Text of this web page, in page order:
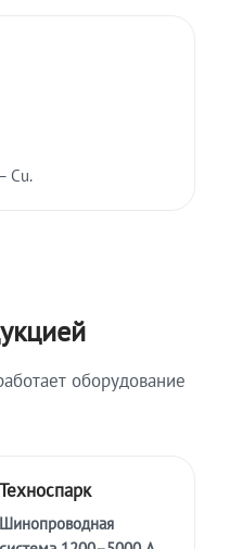
Cu.
оборудование
Техноспарк
Шинопроводная